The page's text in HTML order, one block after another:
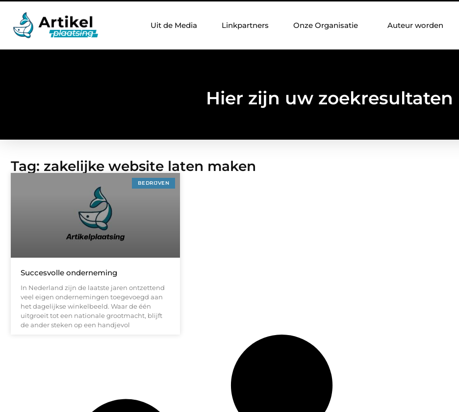
Uit de Media Linkpartners Onze Organisatie Auteur worden
Hier zijn uw zoekresultaten
Tag: zakelijke website laten maken
BEDRIJVEN
Succesvolle onderneming
In Nederland zijn de laatste jaren ontzettend
veel eigen ondernemingen toegevoegd aan
het dagelijkse winkelbeeld. Waar de één
uitgroeit tot een nationale grootmacht, blijft
de ander steken op een handjevol